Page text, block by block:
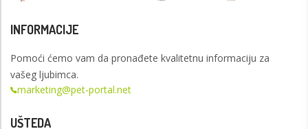
INFORMACIJE
Pomoći ćemo vam da pronađete kvalitetnu informaciju za
vašeg ljubimca.
marketing@pet-portal.net
UŠTEDA